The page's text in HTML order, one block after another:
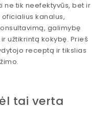
tik neefektyvūs, bet ir
kanalus,
galimybę
užtikrintą kokybę. Prieš
receptą ir tikslias
tai verta